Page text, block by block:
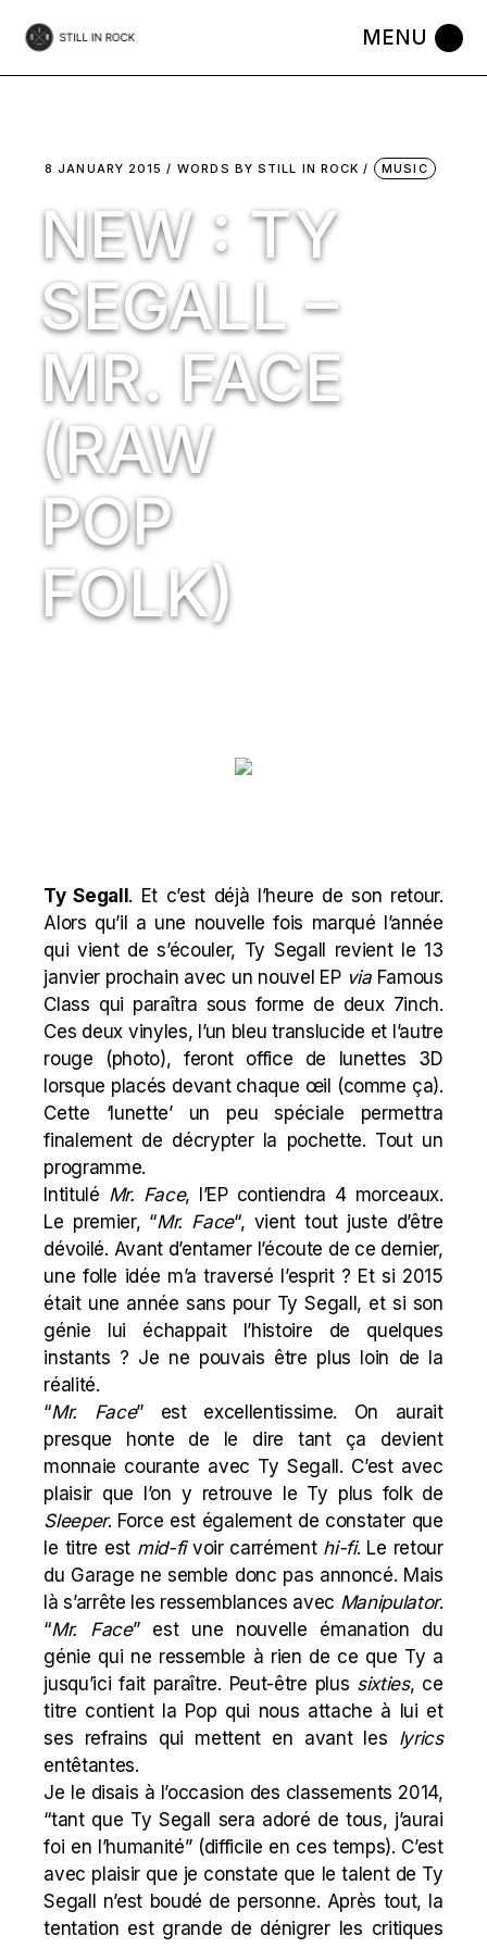
the
8 JANUARY 2015 WORDS BYSTILL IN ROCK MUSIC
NEW : TY
SEGALL –
MR. FACE
(RAW
POP
FOLK)
Ty Segall . Et c’est déjà l’heure de son retour.
Alors qu’il a une nouvelle fois marqué l’année
qui vient de s’écouler, Ty Segall revient le 13
janvier prochain avec un nouvel EP via Famous
Class qui paraîtra sous forme de deux 7inch.
Ces deux vinyles, l’un bleu translucide et l’autre
rouge (photo), feront office de lunettes 3D
lorsque placés devant chaque œil (comme ça).
Cette ‘lunette’ un peu spéciale permettra
finalement de décrypter la pochette. Tout un
programme.
Intitulé Mr. Face, l’EP contiendra 4 morceaux.
Le premier, “Mr. Face“, vient tout juste d’être
dévoilé. Avant d’entamer l’écoute de ce dernier,
une folle idée m’a traversé l’esprit ? Et si 2015
était une année sans pour Ty Segall, et si son
génie lui échappait l’histoire de quelques
instants ? Je ne pouvais être plus loin de la
réalité.
“Mr. Face” est excellentissime. On aurait
presque honte de le dire tant ça devient
monnaie courante avec Ty Segall. C’est avec
plaisir que l’on y retrouve le Ty plus folk de
Sleeper. Force est également de constater que
le titre est mid-fivoir carrément hi-fi. Le retour
du Garage ne semble donc pas annoncé. Mais
là s’arrête les ressemblances avec Manipulator.
“Mr. Face” est une nouvelle émanation du
génie qui ne ressemble à rien de ce que Ty a
jusqu’ici fait paraître. Peut-être plus sixties, ce
titre contient la Pop qui nous attache à lui et
ses refrains qui mettent en avant les lyrics
entêtantes.
Je le disais à l’occasion des classements 2014,
“tant que Ty Segall sera adoré de tous, j’aurai
foi en l’humanité” (difficile en ces temps). C’est
avec plaisir que je constate que le talent de Ty
Segall n’est boudé de personne. Après tout, la
tentation est grande de dénigrer les critiques